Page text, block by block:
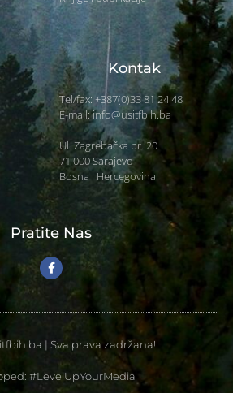
Kontak
Tel/fax: +387(0)33 81 24 48
E-mail: info@usitfbih.ba
Ul. Zagrebačka br. 20
71 000 Sarajevo
Bosna i Hercegovina
Pratite Nas
| Sva prava zadržana!
#LevelUpYourMedia